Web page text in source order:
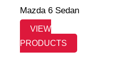
Mazda 6 Sedan
VIEW
PRODUCTS